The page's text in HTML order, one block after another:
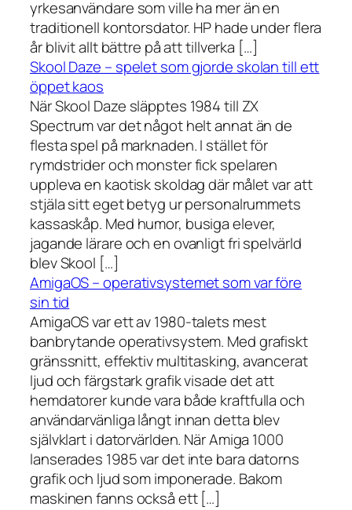
yrkesanvändare som ville ha mer än en
traditionell kontorsdator. HP hade under flera
år blivit allt bättre på att tillverka […]
Skool Daze – spelet som gjorde skolan till ett
öppet kaos
När Skool Daze släpptes 1984 till ZX
Spectrum var det något helt annat än de
flesta spel på marknaden. I stället för
rymdstrider och monster fick spelaren
uppleva en kaotisk skoldag där målet var att
stjäla sitt eget betyg ur personalrummets
kassaskåp. Med humor, busiga elever,
jagande lärare och en ovanligt fri spelvärld
blev Skool […]
AmigaOS – operativsystemet som var före
sin tid
AmigaOS var ett av 1980-talets mest
banbrytande operativsystem. Med grafiskt
gränssnitt, effektiv multitasking, avancerat
ljud och färgstark grafik visade det att
hemdatorer kunde vara både kraftfulla och
användarvänliga långt innan detta blev
självklart i datorvärlden. När Amiga 1000
lanserades 1985 var det inte bara datorns
grafik och ljud som imponerade. Bakom
maskinen fanns också ett […]